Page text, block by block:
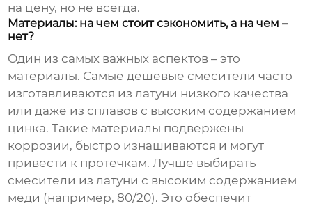
на цену, но не всегда.
Материалы: на чем стоит сэкономить, а на чем –
нет?
Один из самых важных аспектов – это
материалы. Самые дешевые смесители часто
изготавливаются из латуни низкого качества
или даже из сплавов с высоким содержанием
цинка. Такие материалы подвержены
коррозии, быстро изнашиваются и могут
привести к протечкам. Лучше выбирать
смесители из латуни с высоким содержанием
меди (например, 80/20). Это обеспечит